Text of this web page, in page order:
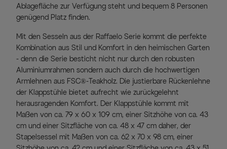
Ablagefläche zur Verfügung steht und bequem 8 Personen
genügend Platz finden.
Mit den Sesseln aus der Raffaelo Serie kommt die perfekte
Kombination aus Stil und Komfort in den heimischen Garten
- denn die Serie besticht nicht nur durch den robusten
Aluminiumrahmen sondern auch durch die hochwertigen
Armlehnen aus FSC®-Teakholz. Die justierbare Rückenlehne
der Klappstühle bietet aufrecht wie zurückgelehnt
herausragenden Komfort. Der Klappstühle kommt mit
Maßen von ca. 79 x 60 x 109 cm, einer Sitzhöhe von ca. 43
cm und einer Sitzfläche von ca. 48 x 47 cm daher, der
Stapelsessel mit Maßen von ca. 62 x 70 x 98 cm, einer